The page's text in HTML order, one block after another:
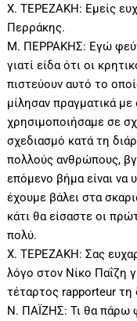
Χ. ΤΕΡΕΖΑΚΗ: Εμείς
Περράκης.
Μ. ΠΕΡΡΑΚΗΣ: Εγώ
γιατί είδα ότι οι
πιστεύουν αυτό το
μίλησαν πραγματικά
χρησιμοποιήσαμε σε
σχεδιασμό κατά τη
πολλούς ανθρώπους,
επόμενο βήμα είναι να
έχουμε βάλει στα
κάτι θα είσαστε οι
πολύ.
Χ. ΤΕΡΕΖΑΚΗ: Σας
λόγο στον Νίκο Παΐζη
τέταρτος rapporteur
Ν. ΠΑΪΖΗΣ: Τι θα πάρω